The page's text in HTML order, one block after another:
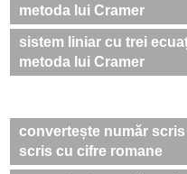
metoda lui Cramer
sistem liniar cu trei
metoda lui Cramer
convertește număr
scris cu cifre romane